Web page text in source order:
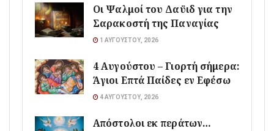
Οι Ψαλμοί του Δαϋιδ για την
Σαρακοστή της Παναγίας
1 ΑΥΓΟΎΣΤΟΥ, 2026
4 Αυγούστου – Γιορτή σήμερα:
Άγιοι Επτά Παίδες εν Εφέσω
4 ΑΥΓΟΎΣΤΟΥ, 2026
Απόστολοι εκ περάτων…